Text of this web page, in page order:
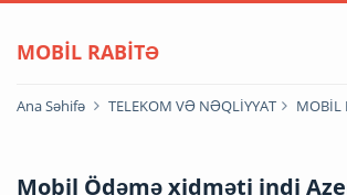
MOBİL RABİTƏ
Ana Səhifə TELEKOM VƏ NƏQLİYYAT MOBİL
Mobil Ödəmə xidməti indi